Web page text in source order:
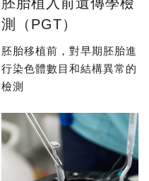
測（PGT）
胚胎移植前，對早期胚胎進
行染色體數目和結構異常的
檢測